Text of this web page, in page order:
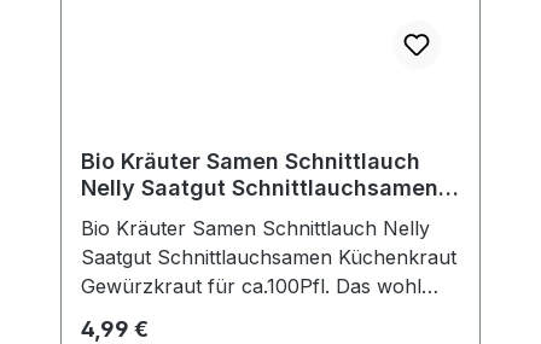
Bio Kräuter Samen Schnittlauch
Nelly Saatgut Schnittlauchsamen
ca.100 Pf
Bio Kräuter Samen Schnittlauch Nelly
Saatgut Schnittlauchsamen Küchenkraut
Gewürzkraut für ca.100Pfl. Das wohl
beliebteste Küchenkraut unter den
Regulärer Preis:
4,99 €